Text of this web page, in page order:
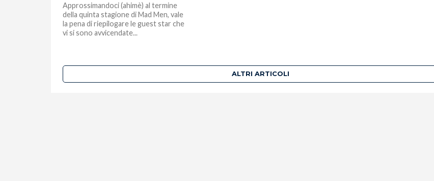
Approssimandoci (ahimè) al termine
della quinta stagione di Mad Men, vale
la pena di riepilogare le guest star che
vi si sono avvicendate...
ALTRI ARTICOLI